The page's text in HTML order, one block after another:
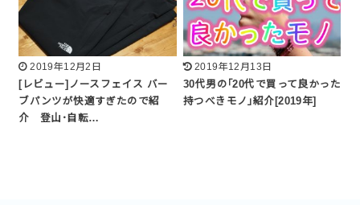
2019年12月2日
[レビュー]ノースフェイス バー
ブパンツが快適すぎたので紹
介 登山･自転…
2019年12月13日
30代男の｢20代で買って良かった
持つべきモノ｣紹介[2019年]